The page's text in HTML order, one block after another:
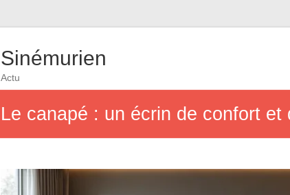
Sinémurien
Actu
Le canapé : un écrin de confort